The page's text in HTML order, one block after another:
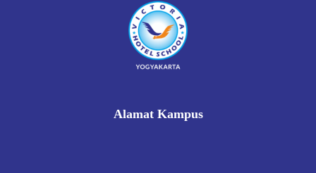
Alamat Kampus